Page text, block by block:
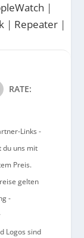
|
| Repeater |
RATE:
Links -
du uns mit
Preis.
gelten
-
Logos sind